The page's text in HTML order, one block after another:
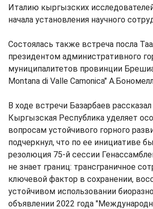
Италию кыргызских
начала установления научного
Состоялась также встреча посла
президентом административного
муниципалитетов провинции
Montana di Valle Camonica"
В ходе встречи Базарбаев
Кыргызская Республика уделяет
вопросам устойчивого горного
подчеркнул, что по ее инициативе
резолюция 75-й сессии
не знает границ: трансграничное
ключевой фактор в сохранении,
устойчивом использовании
объявлении 2022 года